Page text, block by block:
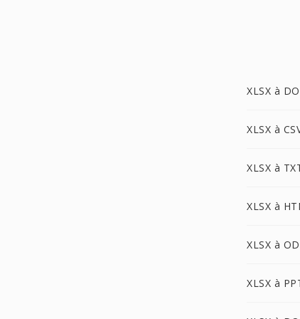
XLSX à
XLSX à
XLSX à
XLSX à
XLSX à
XLSX à